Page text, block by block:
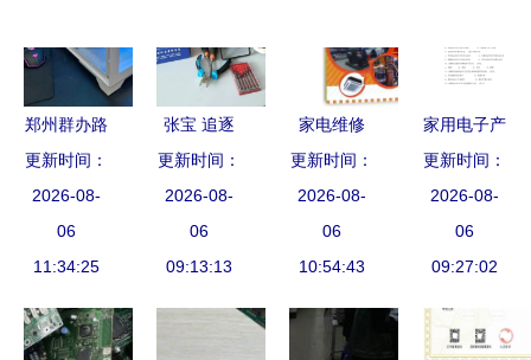
郑州群办路
旧墨盒回收
与电子产品
维修安装服
务指南
更新时间：
2026-08-
06
11:34:25
张宝 追逐
工匠梦的职
教“老班”
更新时间：
2026-08-
06
09:13:13
家电维修
电子产品与
安装服务全
攻略
更新时间：
2026-08-
06
10:54:43
家用电子产
品维修工
（中级）认
证 电视技
术核心题库
更新时间：
2026-08-
06
09:27:02